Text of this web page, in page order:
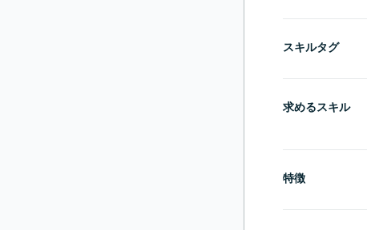
スキルタグ
求めるスキル
特徴